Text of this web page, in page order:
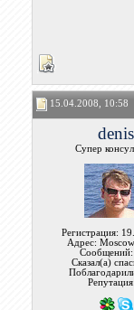
15.04.2008, 10:58
denis
Супер
Регистрация:
Адрес:
Сообщений:
Сказал(а)
Репутация: